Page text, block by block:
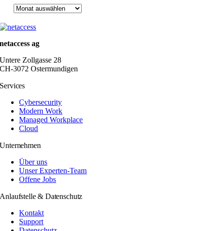
Archiv
netaccess ag
Untere Zollgasse 28
CH-3072 Ostermundigen
Services
Cybersecurity
Modern Work
Managed Workplace
Cloud
Unternehmen
Über uns
Unser Experten-Team
Offene Jobs
Anlaufstelle & Datenschutz
Kontakt
Support